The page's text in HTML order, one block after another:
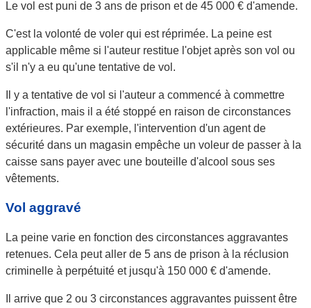
Le vol est puni de 3 ans de prison et de 45 000 € d'amende.
C'est la volonté de voler qui est réprimée. La peine est
applicable même si l'auteur restitue l'objet après son vol ou
s'il n'y a eu qu'une tentative de vol.
Il y a tentative de vol si l'auteur a commencé à commettre
l'infraction, mais il a été stoppé en raison de circonstances
extérieures. Par exemple, l'intervention d'un agent de
sécurité dans un magasin empêche un voleur de passer à la
caisse sans payer avec une bouteille d'alcool sous ses
vêtements.
Vol aggravé
La peine varie en fonction des circonstances aggravantes
retenues. Cela peut aller de 5 ans de prison à la réclusion
criminelle à perpétuité et jusqu'à 150 000 € d'amende.
Il arrive que 2 ou 3 circonstances aggravantes puissent être